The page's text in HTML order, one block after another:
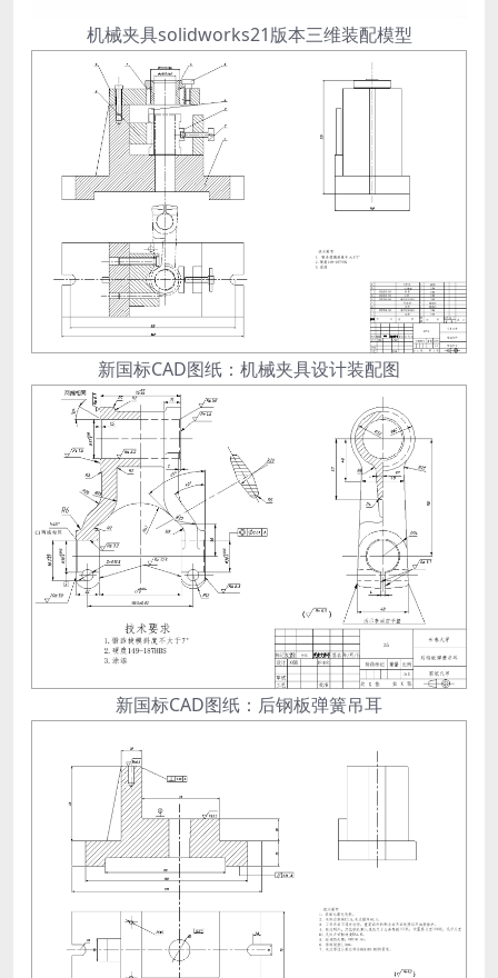
机械夹具solidworks21版本三维装配模型
新国标CAD图纸：机械夹具设计装配图
新国标CAD图纸：后钢板弹簧吊耳